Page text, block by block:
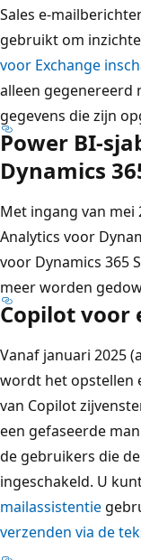
Sales e-
gebruikt om
voor Exchange
alleen gegenereerd
gegevens die zijn
Power BI-
Dynamics
Met ingang van mei
Analytics voor
voor Dynamics 365
meer worden
Copilot voor
Vanaf januari 2025
wordt het opstellen
van Copilot
een gefaseerde
de gebruikers die
ingeschakeld. U
mailassistentie
verzenden via de